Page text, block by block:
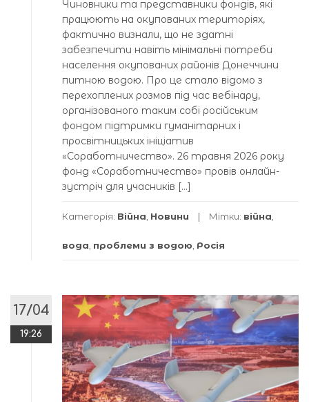
Чиновники та представники фондів, які
працюють на окупованих територіях,
фактично визнали, що не здатні
забезпечити навіть мінімальні потреби
населення окупованих районів Донеччини
питною водою. Про це стало відомо з
перехоплених розмов під час вебінару,
організованого таким собі російським
фондом підтримки гуманітарних і
просвітницьких ініціатив
«Соработничество». 26 травня 2026 року
фонд «Соработничество» провів онлайн-
зустріч для учасників […]
Категорія: Війна, Новини Мітки: війна,
вода, проблеми з водою, Росія
17/04
19:26